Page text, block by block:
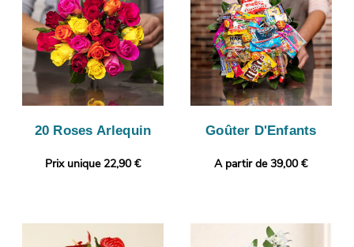
20 Roses Arlequin
Prix unique 22,90 €
Goûter D'Enfants
A partir de 39,00 €